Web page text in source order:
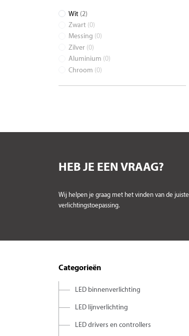
Wit (2)
Zwart (0)
Messing (0)
Zilver (0)
Aluminium (0)
Chroom (0)
HEB JE EEN VRAAG?
Wij helpen je graag met het vinden van de juiste
verlichtingstoepassing.
Categorieën
LED binnenverlichting
LED lijnverlichting
LED drivers en controllers